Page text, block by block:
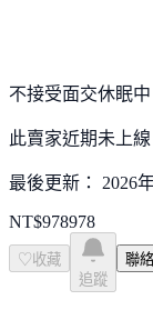
不接受面交休眠中
此賣家近期未上
最後更新： 2026
NT$978978
♡ 收藏
追蹤
聯